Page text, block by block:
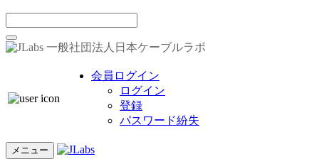
一般社団法人日本ケーブルラボ
会員ログイン
ログイン
登録
パスワード紛失
メニュー